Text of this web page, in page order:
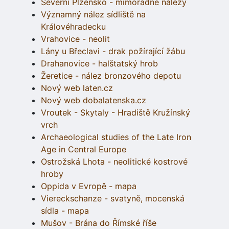
Severní Plzeňsko - mimořádné nálezy
Významný nález sídliště na
Královéhradecku
Vrahovice - neolit
Lány u Břeclavi - drak požírající žábu
Drahanovice - halštatský hrob
Žeretice - nález bronzového depotu
Nový web laten.cz
Nový web dobalatenska.cz
Vroutek - Skytaly - Hradiště Kružínský
vrch
Archaeological studies of the Late Iron
Age in Central Europe
Ostrožská Lhota - neolitické kostrové
hroby
Oppida v Evropě - mapa
Viereckschanze - svatyně, mocenská
sídla - mapa
Mušov - Brána do Římské říše